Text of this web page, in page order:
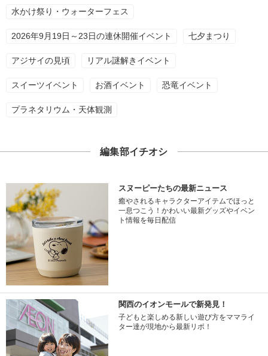
水かけ祭り・ウォーターフェス
2026年9月19日～23日の連休開催イベント 七夕まつり
アジサイの見頃 リアル謎解きイベント
スイーツイベント お酒イベント 恐竜イベント
プラネタリウム・天体観測
編集部イチオシ
スヌーピーたちの最新ニュース
癒やされるキャラクターアイテムでほっと
一息つこう！かわいい最新グッズやイベン
ト情報を毎日配信
関西のイオンモールで新発見！
子どもと楽しめる新しい遊び方をママライ
ター達が現地から最新リポ！